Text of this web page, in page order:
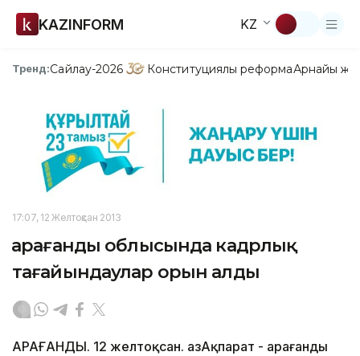
KAZINFORM KZ
Тренд:Сайлау-2026 Конституциялық реформаАрнайы
17:07, 12 Желтоқсан 2013
Қарағанды облысында кадрлық
тағайындаулар орын алды
ҚАРАҒАНДЫ. 12 желтоқсан. ҚазАқпарат - Қарағанды